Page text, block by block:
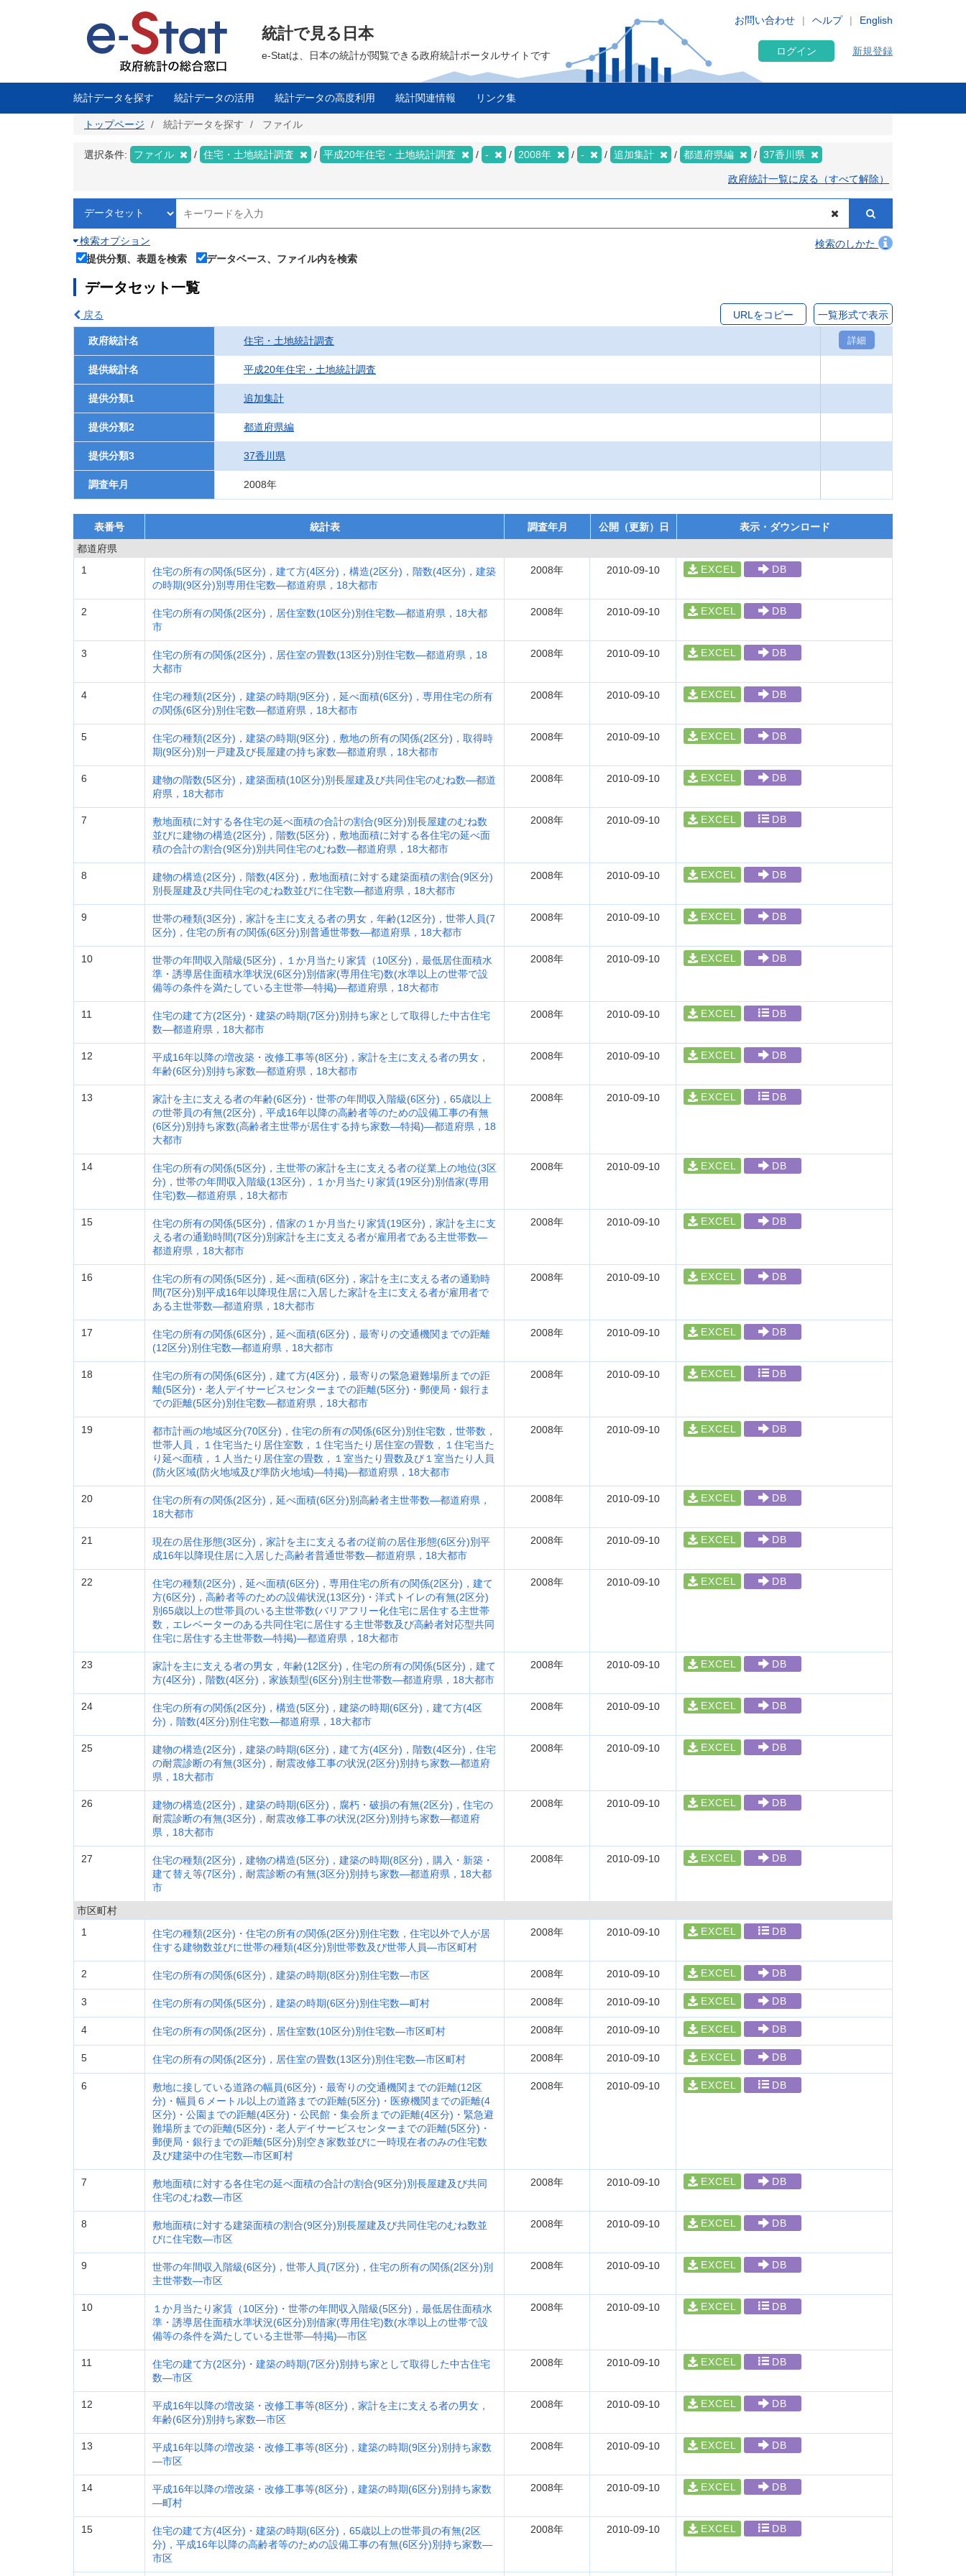
に
English
お問い合わせ ヘルプ
統計で見る日本
e-Statは、日本の統計が閲覧できる政府統計ポータルサイトです ログイン 新規登録
統計データを探す 統計データの活用 統計データの高度利用 統計関連情報 リンク集
トップページ 統計データを探す ファイル
選択条件: ファイル 住宅・土地統計調査 平成20年住宅・土地統計調査 - 2008年 - 追加集計 都道府県編 37香川県
政府統計一覧に戻る（すべて解除）
検索オプション
検索のしかた
提供分類、表題を検索
データベース、ファイル内を検索
データセット一覧
戻る URLをコピー 一覧形式で表示
政府統計名 住宅・土地統計調査 詳細
提供統計名 平成20年住宅・土地統計調査
提供分類1 追加集計
提供分類2 都道府県編
提供分類3 37香川県
調査年月 2008年
表番号 統計表 調査年月 公開（更新）日
表示・ダウンロード
都道府県
1
住宅の所有の関係(5区分)，建て方(4区分)，構造(2区分)，階数(4区分)，建築
の時期(9区分)別専用住宅数―都道府県，18大都市
2008年 2010-09-10 EXCEL DB
2
住宅の所有の関係(2区分)，居住室数(10区分)別住宅数―都道府県，18大都
市
2008年 2010-09-10 EXCEL DB
3
住宅の所有の関係(2区分)，居住室の畳数(13区分)別住宅数―都道府県，18
大都市
2008年 2010-09-10 EXCEL DB
4
住宅の種類(2区分)，建築の時期(9区分)，延べ面積(6区分)，専用住宅の所有
の関係(6区分)別住宅数―都道府県，18大都市
2008年 2010-09-10 EXCEL DB
5
住宅の種類(2区分)，建築の時期(9区分)，敷地の所有の関係(2区分)，取得時
期(9区分)別一戸建及び長屋建の持ち家数―都道府県，18大都市
2008年 2010-09-10 EXCEL DB
6
建物の階数(5区分)，建築面積(10区分)別長屋建及び共同住宅のむね数―都道
府県，18大都市
2008年 2010-09-10 EXCEL DB
7
敷地面積に対する各住宅の延べ面積の合計の割合(9区分)別長屋建のむね数
並びに建物の構造(2区分)，階数(5区分)，敷地面積に対する各住宅の延べ面
積の合計の割合(9区分)別共同住宅のむね数―都道府県，18大都市
2008年 2010-09-10 EXCEL DB
8
建物の構造(2区分)，階数(4区分)，敷地面積に対する建築面積の割合(9区分)
別長屋建及び共同住宅のむね数並びに住宅数―都道府県，18大都市
2008年 2010-09-10 EXCEL DB
9
世帯の種類(3区分)，家計を主に支える者の男女，年齢(12区分)，世帯人員(7
区分)，住宅の所有の関係(6区分)別普通世帯数―都道府県，18大都市
2008年 2010-09-10 EXCEL DB
10
世帯の年間収入階級(5区分)，１か月当たり家賃（10区分)，最低居住面積水
準・誘導居住面積水準状況(6区分)別借家(専用住宅)数(水準以上の世帯で設
備等の条件を満たしている主世帯―特掲)―都道府県，18大都市
2008年 2010-09-10 EXCEL DB
11
住宅の建て方(2区分)・建築の時期(7区分)別持ち家として取得した中古住宅
数―都道府県，18大都市
2008年 2010-09-10 EXCEL DB
12
平成16年以降の増改築・改修工事等(8区分)，家計を主に支える者の男女，
年齢(6区分)別持ち家数―都道府県，18大都市
2008年 2010-09-10 EXCEL DB
13
家計を主に支える者の年齢(6区分)・世帯の年間収入階級(6区分)，65歳以上
の世帯員の有無(2区分)，平成16年以降の高齢者等のための設備工事の有無
(6区分)別持ち家数(高齢者主世帯が居住する持ち家数―特掲)―都道府県，18
大都市
2008年 2010-09-10 EXCEL DB
14
住宅の所有の関係(5区分)，主世帯の家計を主に支える者の従業上の地位(3区
分)，世帯の年間収入階級(13区分)，１か月当たり家賃(19区分)別借家(専用
住宅)数―都道府県，18大都市
2008年 2010-09-10 EXCEL DB
15
住宅の所有の関係(5区分)，借家の１か月当たり家賃(19区分)，家計を主に支
える者の通勤時間(7区分)別家計を主に支える者が雇用者である主世帯数―
都道府県，18大都市
2008年 2010-09-10 EXCEL DB
16
住宅の所有の関係(5区分)，延べ面積(6区分)，家計を主に支える者の通勤時
間(7区分)別平成16年以降現住居に入居した家計を主に支える者が雇用者で
ある主世帯数―都道府県，18大都市
2008年 2010-09-10 EXCEL DB
17
住宅の所有の関係(6区分)，延べ面積(6区分)，最寄りの交通機関までの距離
(12区分)別住宅数―都道府県，18大都市
2008年 2010-09-10 EXCEL DB
18
住宅の所有の関係(6区分)，建て方(4区分)，最寄りの緊急避難場所までの距
離(5区分)・老人デイサービスセンターまでの距離(5区分)・郵便局・銀行ま
での距離(5区分)別住宅数―都道府県，18大都市
2008年 2010-09-10 EXCEL DB
19
都市計画の地域区分(70区分)，住宅の所有の関係(6区分)別住宅数，世帯数，
世帯人員，１住宅当たり居住室数，１住宅当たり居住室の畳数，１住宅当た
り延べ面積，１人当たり居住室の畳数，１室当たり畳数及び１室当たり人員
(防火区域(防火地域及び準防火地域)―特掲)―都道府県，18大都市
2008年 2010-09-10 EXCEL DB
20
住宅の所有の関係(2区分)，延べ面積(6区分)別高齢者主世帯数―都道府県，
18大都市
2008年 2010-09-10 EXCEL DB
21
現在の居住形態(3区分)，家計を主に支える者の従前の居住形態(6区分)別平
成16年以降現住居に入居した高齢者普通世帯数―都道府県，18大都市
2008年 2010-09-10 EXCEL DB
22
住宅の種類(2区分)，延べ面積(6区分)，専用住宅の所有の関係(2区分)，建て
方(6区分)，高齢者等のための設備状況(13区分)・洋式トイレの有無(2区分)
別65歳以上の世帯員のいる主世帯数(バリアフリー化住宅に居住する主世帯
数，エレベーターのある共同住宅に居住する主世帯数及び高齢者対応型共同
住宅に居住する主世帯数―特掲)―都道府県，18大都市
2008年 2010-09-10 EXCEL DB
23
家計を主に支える者の男女，年齢(12区分)，住宅の所有の関係(5区分)，建て
方(4区分)，階数(4区分)，家族類型(6区分)別主世帯数―都道府県，18大都市
2008年 2010-09-10 EXCEL DB
24
住宅の所有の関係(2区分)，構造(5区分)，建築の時期(6区分)，建て方(4区
分)，階数(4区分)別住宅数―都道府県，18大都市
2008年 2010-09-10 EXCEL DB
25
建物の構造(2区分)，建築の時期(6区分)，建て方(4区分)，階数(4区分)，住宅
の耐震診断の有無(3区分)，耐震改修工事の状況(2区分)別持ち家数―都道府
県，18大都市
2008年 2010-09-10 EXCEL DB
26
建物の構造(2区分)，建築の時期(6区分)，腐朽・破損の有無(2区分)，住宅の
耐震診断の有無(3区分)，耐震改修工事の状況(2区分)別持ち家数―都道府
県，18大都市
2008年 2010-09-10 EXCEL DB
27
住宅の種類(2区分)，建物の構造(5区分)，建築の時期(8区分)，購入・新築・
建て替え等(7区分)，耐震診断の有無(3区分)別持ち家数―都道府県，18大都
市
2008年 2010-09-10 EXCEL DB
市区町村
1
住宅の種類(2区分)・住宅の所有の関係(2区分)別住宅数，住宅以外で人が居
住する建物数並びに世帯の種類(4区分)別世帯数及び世帯人員―市区町村
2008年 2010-09-10 EXCEL DB
2 住宅の所有の関係(6区分)，建築の時期(8区分)別住宅数―市区 2008年 2010-09-10 EXCEL DB
3 住宅の所有の関係(5区分)，建築の時期(6区分)別住宅数―町村 2008年 2010-09-10 EXCEL DB
4 住宅の所有の関係(2区分)，居住室数(10区分)別住宅数―市区町村 2008年 2010-09-10 EXCEL DB
5 住宅の所有の関係(2区分)，居住室の畳数(13区分)別住宅数―市区町村 2008年 2010-09-10 EXCEL DB
6
敷地に接している道路の幅員(6区分)・最寄りの交通機関までの距離(12区
分)・幅員６メートル以上の道路までの距離(5区分)・医療機関までの距離(4
区分)・公園までの距離(4区分)・公民館・集会所までの距離(4区分)・緊急避
難場所までの距離(5区分)・老人デイサービスセンターまでの距離(5区分)・
郵便局・銀行までの距離(5区分)別空き家数並びに一時現在者のみの住宅数
及び建築中の住宅数―市区町村
2008年 2010-09-10 EXCEL DB
7
敷地面積に対する各住宅の延べ面積の合計の割合(9区分)別長屋建及び共同
住宅のむね数―市区
2008年 2010-09-10 EXCEL DB
8
敷地面積に対する建築面積の割合(9区分)別長屋建及び共同住宅のむね数並
びに住宅数―市区
2008年 2010-09-10 EXCEL DB
9
世帯の年間収入階級(6区分)，世帯人員(7区分)，住宅の所有の関係(2区分)別
主世帯数―市区
2008年 2010-09-10 EXCEL DB
10
１か月当たり家賃（10区分)・世帯の年間収入階級(5区分)，最低居住面積水
準・誘導居住面積水準状況(6区分)別借家(専用住宅)数(水準以上の世帯で設
備等の条件を満たしている主世帯―特掲)―市区
2008年 2010-09-10 EXCEL DB
11
住宅の建て方(2区分)・建築の時期(7区分)別持ち家として取得した中古住宅
数―市区
2008年 2010-09-10 EXCEL DB
12
平成16年以降の増改築・改修工事等(8区分)，家計を主に支える者の男女，
年齢(6区分)別持ち家数―市区
2008年 2010-09-10 EXCEL DB
13
平成16年以降の増改築・改修工事等(8区分)，建築の時期(9区分)別持ち家数
―市区
2008年 2010-09-10 EXCEL DB
14
平成16年以降の増改築・改修工事等(8区分)，建築の時期(6区分)別持ち家数
―町村
2008年 2010-09-10 EXCEL DB
15
住宅の建て方(4区分)・建築の時期(6区分)，65歳以上の世帯員の有無(2区
分)，平成16年以降の高齢者等のための設備工事の有無(6区分)別持ち家数―
市区
2008年 2010-09-10 EXCEL DB